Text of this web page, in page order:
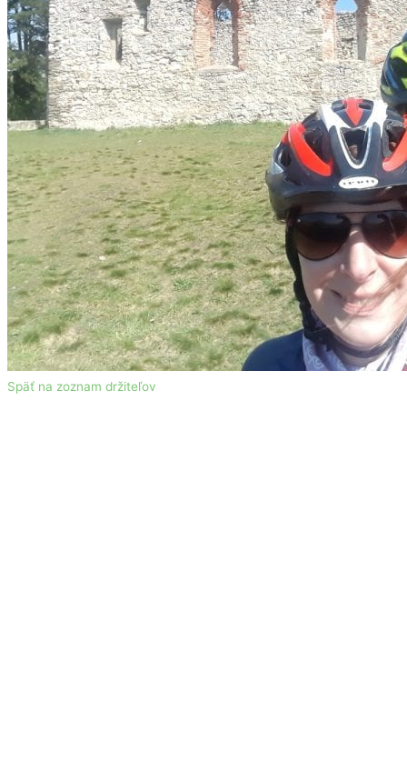
Späť na zoznam držiteľov